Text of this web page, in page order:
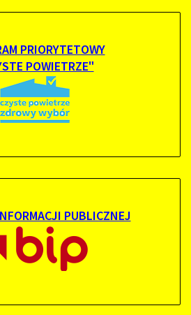
PRIORYTETOWY
POWIETRZE"
PUBLICZNEJ